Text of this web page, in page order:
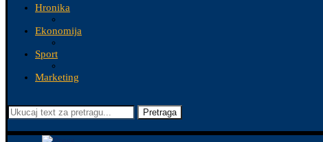
Hronika
Ekonomija
Sport
Marketing
Pretraga